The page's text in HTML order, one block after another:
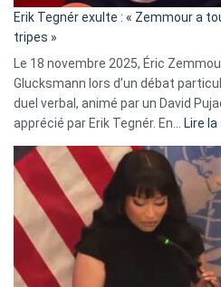
Erik Tegnér exulte : « Zemmour a
tripes »
Le 18 novembre 2025, Éric
Glucksmann lors d’un débat
duel verbal, animé par un David
apprécié par Erik Tegnér. En… Lire